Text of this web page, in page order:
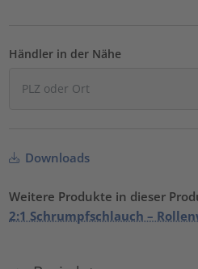
Händler in der Nähe
Downloads
Weitere Produkte in dieser
2:1 Schrumpfschlauch –